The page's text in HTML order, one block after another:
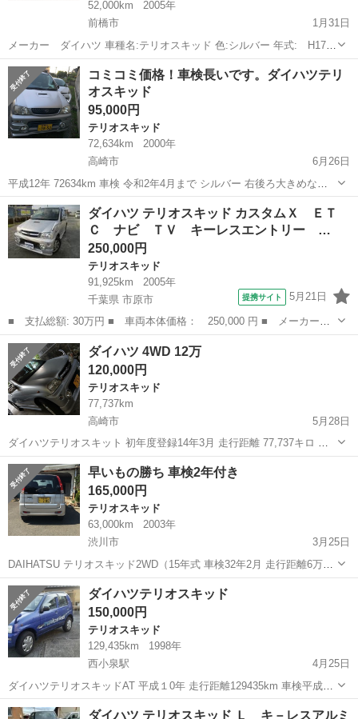
52,000km
2005年
前橋市
1月31日
メーカー ダイハツ 車種名:テリオスキッド 色:シルバー 年式: H17年
車検:2年付き 走行距離: 52000km 実走行 その他:良好 管轄外登録
費用が必要な場合はお客様にてご負担ください。...
群馬 前橋市 テリオスキッド 走行距離
コミコミ価格！車検長いです。ダイハツテリ
オスキッド
95,000円
テリオスキッド
72,634km
2000年
高崎市
6月26日
平成12年 72634km 車検 令和2年4月まで シルバー 右後ろ大きめな凹
み有ります。 凹み部分サビ有ります！ エンジン等は調子が良いです。
群馬 高崎市 テリオスキッド エンジン
ダイハツ テリオスキッド カスタムＸ ＥＴ
Ｃ ナビ ＴＶ キーレスエントリー …
250,000円
テリオスキッド
91,925km
2005年
千葉県 市原市
提携サイト 5月21日
■ 支払総額: 30万円 ■ 車両本体価格： 250,000 円 ■ メーカー
名： ダイハツ ■ 車種名： テリオスキッド ■ グレード名： カ
スタムＸ ＥＴＣ ナビ ＴＶ キーレスエントリー ＡＴ ＡＢ
Ｓ アルミホイール...
千葉 市原市 テリオスキッド
ダイハツ 4WD 12万
120,000円
テリオスキッド
77,737km
高崎市
5月28日
ダイハツテリオスキット 初年度登録14年3月 走行距離 77,737キロ 車
検32年5月まで。 4WD すりきずあり(写真5枚目) タイヤは昨年買いま
した。溝あり。 エンジン良好。 平成14年車。 群馬県高崎市乗附町に
あ...
群馬 高崎市 テリオスキッド エンジン
早いもの勝ち 車検2年付き
165,000円
テリオスキッド
63,000km
2003年
渋川市
3月25日
DAIHATSU テリオスキッド2WD（15年式 車検32年2月 走行距離6万3
千キロ まだまだ調子がいいです(*^o^*) 合計16万5千円
群馬 渋川市 テリオスキッド
ダイハツテリオスキッド
150,000円
テリオスキッド
129,435km
1998年
西小泉駅
4月25日
ダイハツテリオスキッドAT 平成１0年 走行距離129435km 車検平成３
０年4月まで ご覧頂きありがとうございます。 現車確認、質問など大
群馬 邑楽郡 西小泉駅 テリオスキッド 個人
ダイハツ テリオスキッド Ｌ キ－レスアルミ